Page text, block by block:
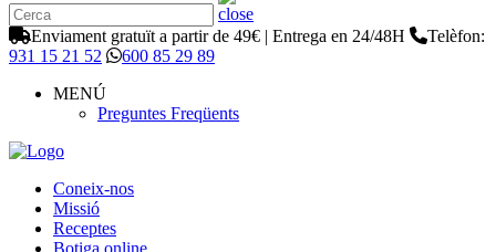
Enviament gratuït a partir de 49€ | Entrega en 24/48H
Telèfon:
931 15 21 52
600 85 29 89
MENÚ
Preguntes Freqüents
Coneix-nos
Missió
Receptes
Botiga online